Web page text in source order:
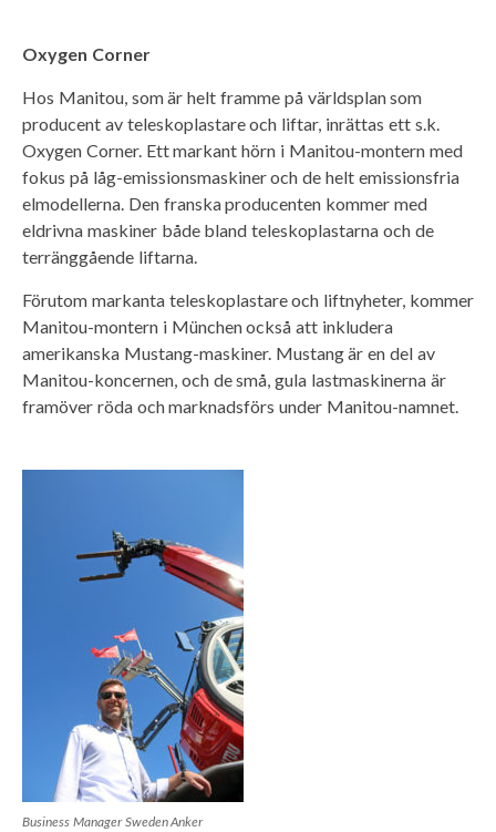
Oxygen Corner
Hos Manitou, som är helt framme på världsplan som
producent av teleskoplastare och liftar, inrättas ett s.k.
Oxygen Corner. Ett markant hörn i Manitou-montern med
fokus på låg-emissionsmaskiner och de helt emissionsfria
elmodellerna. Den franska producenten kommer med
eldrivna maskiner både bland teleskoplastarna och de
terränggående liftarna.
Förutom markanta teleskoplastare och liftnyheter, kommer
Manitou-montern i München också att inkludera
amerikanska Mustang-maskiner. Mustang är en del av
Manitou-koncernen, och de små, gula lastmaskinerna är
framöver röda och marknadsförs under Manitou-namnet.
Business Manager Sweden Anker